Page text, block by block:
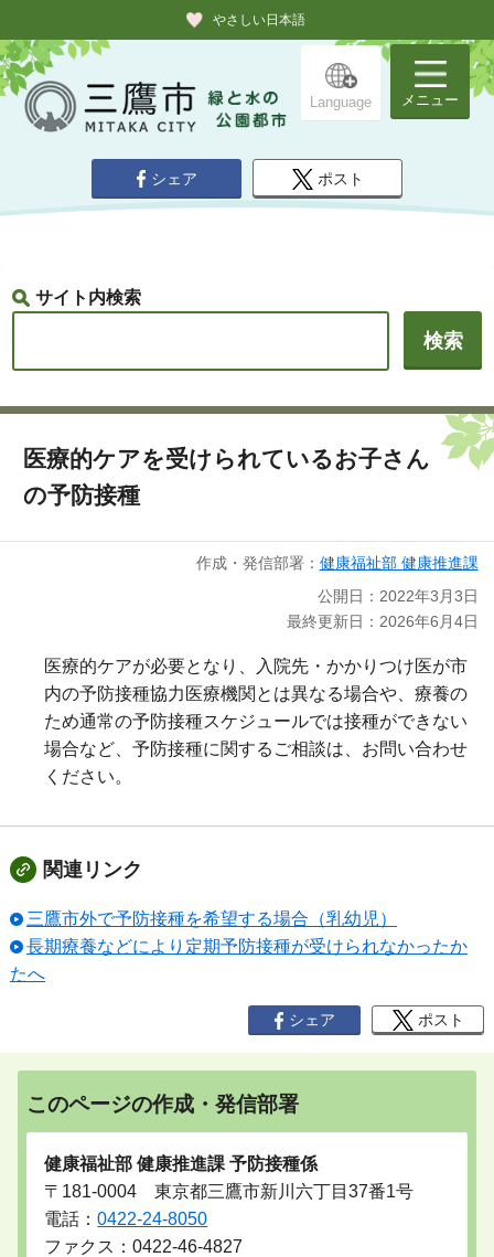
やさしい日本語
Language メニュー
シェア ポスト
サイト内検索
医療的ケアを受けられているお子さん
の予防接種
作成・発信部署： 健康福祉部 健康推進課
公開日：2022年3月3日
最終更新日：2026年6月4日
医療的ケアが必要となり、入院先・かかりつけ医が市
内の予防接種協力医療機関とは異なる場合や、療養の
ため通常の予防接種スケジュールでは接種ができない
場合など、予防接種に関するご相談は、お問い合わせ
ください。
関連リンク
三鷹市外で予防接種を希望する場合（乳幼児）
長期療養などにより定期予防接種が受けられなかったか
たへ
シェア ポスト
このページの作成・発信部署
健康福祉部 健康推進課 予防接種係
〒181-0004 東京都三鷹市新川六丁目37番1号
電話：0422-24-8050
ファクス：0422-46-4827